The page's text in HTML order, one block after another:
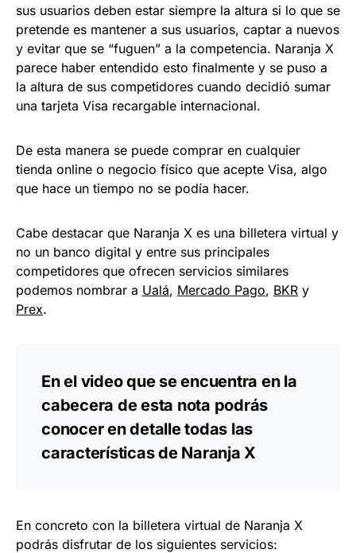
sus usuarios deben estar siempre la altura si lo que se
pretende es mantener a sus usuarios, captar a nuevos
y evitar que se “fuguen” a la competencia. Naranja X
parece haber entendido esto finalmente y se puso a
la altura de sus competidores cuando decidió sumar
una tarjeta Visa recargable internacional.
De esta manera se puede comprar en cualquier
tienda online o negocio físico que acepte Visa, algo
que hace un tiempo no se podía hacer.
Cabe destacar que Naranja X es una billetera virtual y
no un banco digital y entre sus principales
competidores que ofrecen servicios similares
podemos nombrar a Ualá, Mercado Pago, BKR y
Prex.
En el video que se encuentra en la
cabecera de esta nota podrás
conocer en detalle todas las
características de Naranja X
En concreto con la billetera virtual de Naranja X
podrás disfrutar de los siguientes servicios: